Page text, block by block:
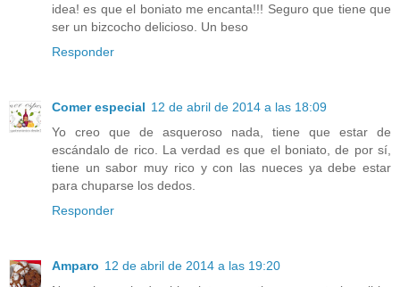
idea! es que el boniato me encanta!!! Seguro que tiene que
ser un bizcocho delicioso. Un beso
Responder
Comer especial 12 de abril de 2014 a las 18:09
Yo creo que de asqueroso nada, tiene que estar de
escándalo de rico. La verdad es que el boniato, de por sí,
tiene un sabor muy rico y con las nueces ya debe estar
para chuparse los dedos.
Responder
Amparo 12 de abril de 2014 a las 19:20